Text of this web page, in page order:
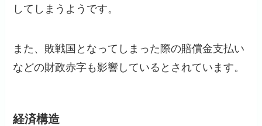
してしまうようです。
また、敗戦国となってしまった際の賠償金支払い
などの財政赤字も影響しているとされています。
経済構造